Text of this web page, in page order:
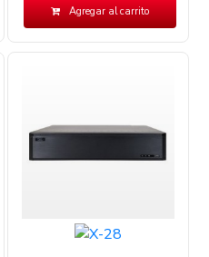
Agregar al carrito